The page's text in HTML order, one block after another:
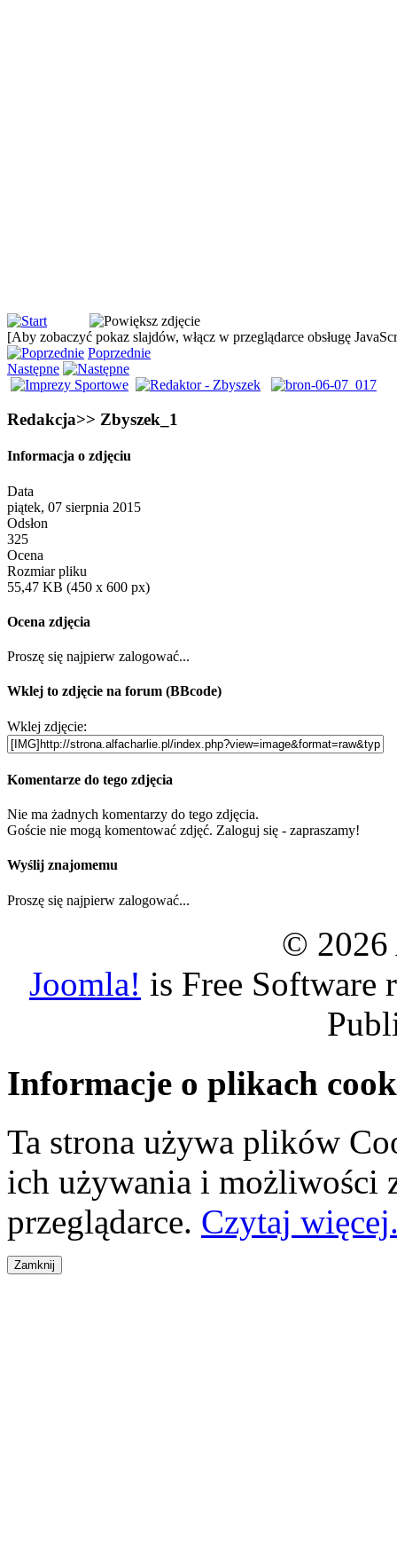
[Aby zobaczyć pokaz slajdów, włącz w przeglądarce obsługę
Poprzednie
Następne
Redakcja>> Zbyszek_1
Informacja o zdjęciu
Data
piątek, 07 sierpnia 2015
Odsłon
325
Ocena
Rozmiar pliku
55,47 KB (450 x 600 px)
Ocena zdjęcia
Proszę się najpierw zalogować...
Wklej to zdjęcie na forum (BBcode)
Wklej zdjęcie:
Komentarze do tego zdjęcia
Nie ma żadnych komentarzy do tego zdjęcia.
Goście nie mogą komentować zdjęć. Zaloguj się - zapraszamy!
Wyślij znajomemu
Proszę się najpierw zalogować...
© 2026
Joomla! is Free Software
Informacje o plikach
Ta strona używa plików
ich używania i możliwości
przeglądarce. Czytaj